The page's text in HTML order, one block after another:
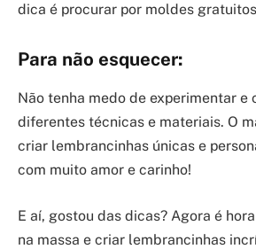
dica é procurar por moldes
Para não esquecer:
Não tenha medo de experimentar e
diferentes técnicas e materiais. O
criar lembrancinhas únicas e
com muito amor e carinho!
E aí, gostou das dicas? Agora é
na massa e criar lembrancinhas